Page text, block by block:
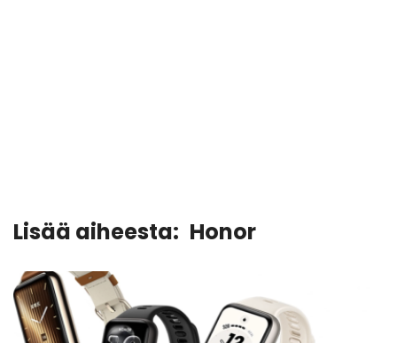
Lisää aiheesta: Honor